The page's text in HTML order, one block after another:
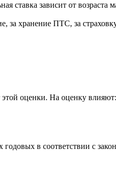
ставка зависит от возраста
за хранение ПТС, за
оценки. На оценку
годовых в соответствии с